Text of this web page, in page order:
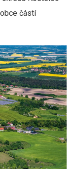
částí